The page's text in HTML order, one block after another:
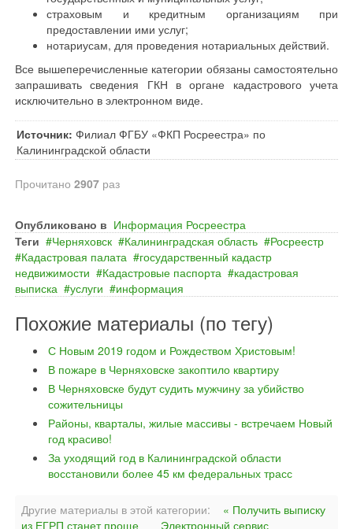
страховым и кредитным организациям при
предоставлении ими услуг;
нотариусам, для проведения нотариальных действий.
Все вышеперечисленные категории обязаны самостоятельно
запрашивать сведения ГКН в органе кадастрового учета
исключительно в электронном виде.
Источник: Филиал ФГБУ «ФКП Росреестра» по
Калининградской области
Прочитано 2907 раз
Опубликовано в Информация Росреестра
Теги
Черняховск Калининградская область
Росреестр
Кадастровая палата
государственный кадастр
недвижимости
Кадастровые паспорта
кадастровая
выписка
услуги информация
Похожие материалы (по тегу)
С Новым 2019 годом и Рождеством Христовым!
В пожаре в Черняховске закоптило квартиру
В Черняховске будут судить мужчину за убийство
сожительницы
Районы, кварталы, жилые массивы - встречаем Новый
год красиво!
За уходящий год в Калининградской области
восстановили более 45 км федеральных трасс
Другие материалы в этой категории:
« Получить выписку
из ЕГРП станет проще
Электронный сервис